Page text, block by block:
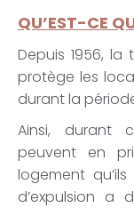
QU’EST-CE
Depuis 1956,
protège les
durant la
Ainsi, durant
peuvent en
logement
d’expulsion a